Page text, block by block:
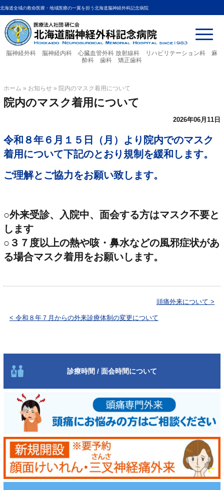
北海道全域の救命医療・地域医療の一翼を担う北海道脳神経外科記念病院
脳神経外科 脳神経内科 心臓血管外科 放射線科 リハビリテーション科 麻
酔科 歯科 矯正歯科
ホーム » お知らせ » 院内のマスク着用について
院内のマスク着用について
2026年06月11日
令和８年６月１５日（月）より院内でのマスク
着用について下記のとおり規制を緩和します。
ご理解とご協力をお願い致します。
○外来受診、入院中、面会する方はマスク不要と
します
○３７度以上の熱や咳・鼻水などの風邪症状があ
る場合マスク着用をお願いします。
頭痛外来について >
< 令和８年７月からの外来診療体制の変更について
診療時間 / 面会時間について